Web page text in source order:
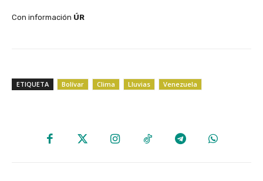
‎Con información ÚR
ETIQUETA Bolívar Clima Lluvias Venezuela